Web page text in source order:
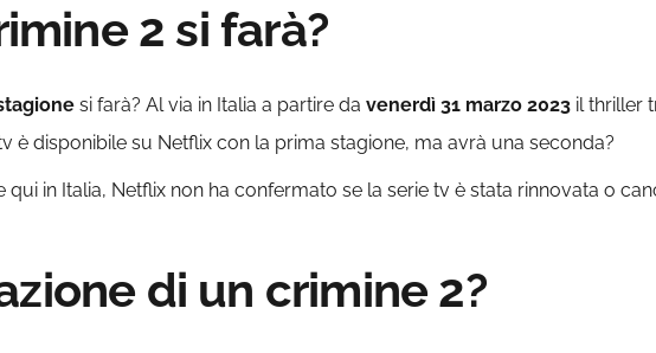
2 si farà?
si farà? Al via in Italia a partire da venerdì 31 marzo 2023 il thriller
è disponibile su Netflix con la prima stagione, ma avrà una seconda?
in Italia, Netflix non ha confermato se la serie tv è stata rinnovata o
di un crimine 2?